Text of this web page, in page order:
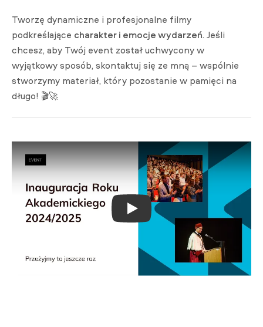
Tworzę dynamiczne i profesjonalne filmy
podkreślające charakter i emocje wydarzeń. Jeśli
chcesz, aby Twój event został uchwycony w
wyjątkowy sposób, skontaktuj się ze mną – wspólnie
stworzymy materiał, który pozostanie w pamięci na
długo! 🎬🚀
Play